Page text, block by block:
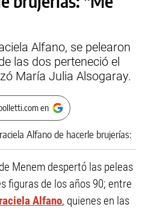
Alfano, se pelearon
las dos perteneció el
María Julia Alsogaray.
en
Menem despertó las peleas
figuras de los años 90; entre
Alfano, quienes en las